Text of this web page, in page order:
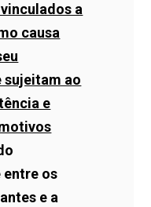
a
causa
sujeitam ao
e
os
e a